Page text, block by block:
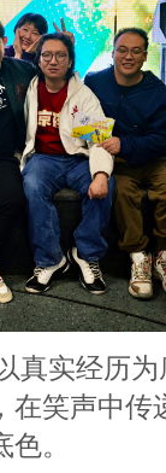
真实经历
笑声中传
。